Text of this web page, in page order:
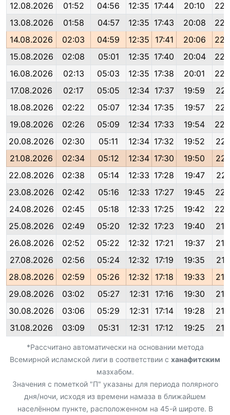
12.08.2026
01:52 04:56 12:35 17:44 20:10
13.08.2026
01:58 04:57 12:35 17:43 20:08
14.08.2026
02:03 04:59 12:35 17:41 20:06
15.08.2026
02:08 05:01 12:35 17:40 20:04
16.08.2026
02:13 05:03 12:35 17:38 20:01
17.08.2026
02:17 05:05 12:34 17:37 19:59
18.08.2026
02:22 05:07 12:34 17:35 19:57
19.08.2026
02:26 05:09 12:34 17:33 19:54
20.08.2026
02:30 05:11 12:34 17:32 19:52
21.08.2026
02:34 05:12 12:34 17:30 19:50
22.08.2026
02:38 05:14 12:33 17:28 19:47
23.08.2026
02:42 05:16 12:33 17:27 19:45
24.08.2026
02:45 05:18 12:33 17:25 19:42
25.08.2026
02:49 05:20 12:32 17:23 19:40
26.08.2026
02:52 05:22 12:32 17:21 19:37
27.08.2026
02:56 05:24 12:32 17:19 19:35
28.08.2026
02:59 05:26 12:32 17:18 19:33
29.08.2026
03:02 05:27 12:31 17:16 19:30
30.08.2026
03:06 05:29 12:31 17:14 19:28
31.08.2026
03:09 05:31 12:31 17:12 19:25
*Рассчитано автоматически на основании метода
Всемирной исламской лиги в соответствии с ханафитским
мазхабом.
Значения с пометкой "П" указаны для периода полярного
дня/ночи, исходя из времени намаза в ближайшем
населённом пункте, расположенном на 45-й широте. В